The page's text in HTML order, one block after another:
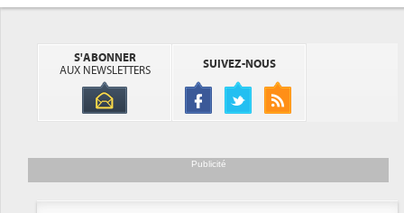
S'ABONNER
AUX NEWSLETTERS
SUIVEZ-NOUS
Publicité